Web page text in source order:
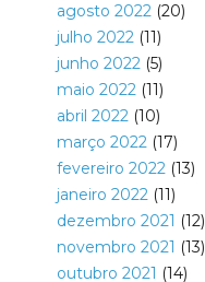
agosto 2022(20)
julho 2022(11)
junho 2022(5)
maio 2022(11)
abril 2022(10)
março 2022(17)
fevereiro 2022(13)
janeiro 2022(11)
dezembro 2021 (12)
novembro 2021 (13)
outubro 2021 (14)